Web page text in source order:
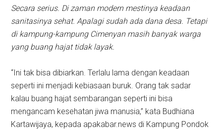
Secara serius. Di zaman modern mestinya keadaan
sanitasinya sehat. Apalagi sudah ada dana desa. Tetapi
di kampung-kampung Cimenyan masih banyak warga
yang buang hajat tidak layak.
“Ini tak bisa dibiarkan. Terlalu lama dengan keadaan
seperti ini menjadi kebiasaan buruk. Orang tak sadar
kalau buang hajat sembarangan seperti ini bisa
mengancam kesehatan jiwa manusia,” kata Budhiana
Kartawijaya, kepada apakabar.news di Kampung Pondok